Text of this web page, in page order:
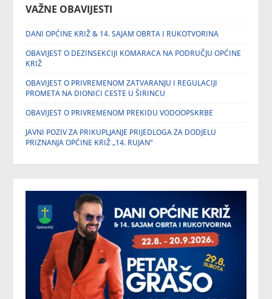
VAŽNE OBAVIJESTI
DANI OPĆINE KRIŽ & 14. SAJAM OBRTA I RUKOTVORINA
OBAVIJEST O DEZINSEKCIJI KOMARACA NA PODRUČJU OPĆINE
KRIŽ
OBAVIJEST O PRIVREMENOM ZATVARANJU I REGULACIJI
PROMETA NA DIONICI CESTE U ŠIRINCU
OBAVIJEST O PRIVREMENOM PREKIDU VODOOPSKRBE
JAVNI POZIV ZA PRIKUPLJANJE PRIJEDLOGA ZA DODJELU
PRIZNANJA OPĆINE KRIŽ „14. RUJAN“